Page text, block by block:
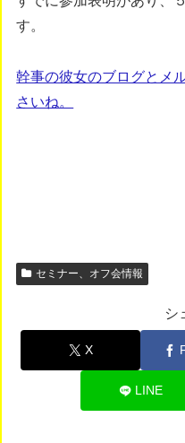
す。
幹事の彼女のブログとメ
さいね。
セミナー、オフ会情報
シ
X
LINE